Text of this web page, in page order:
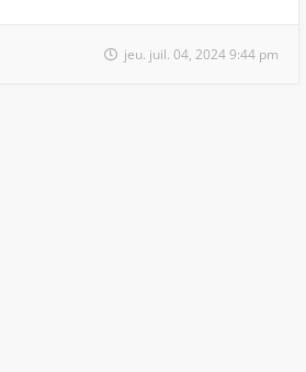
jeu. juil. 04, 2024 9:44 pm